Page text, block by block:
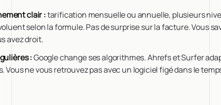
clair :tarification mensuelle ou annuelle, plusieurs
selon la formule. Pas de surprise sur la facture. Vous
avez droit.
:Google change ses algorithmes. Ahrefs et Surfer
Vous ne vous retrouvez pas avec un logiciel figé dans le